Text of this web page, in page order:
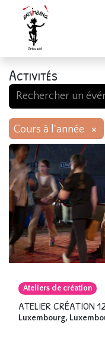
Activités
Cours à l'année ×
Ateliers de création
ATELIER CRÉATION
Luxembourg,